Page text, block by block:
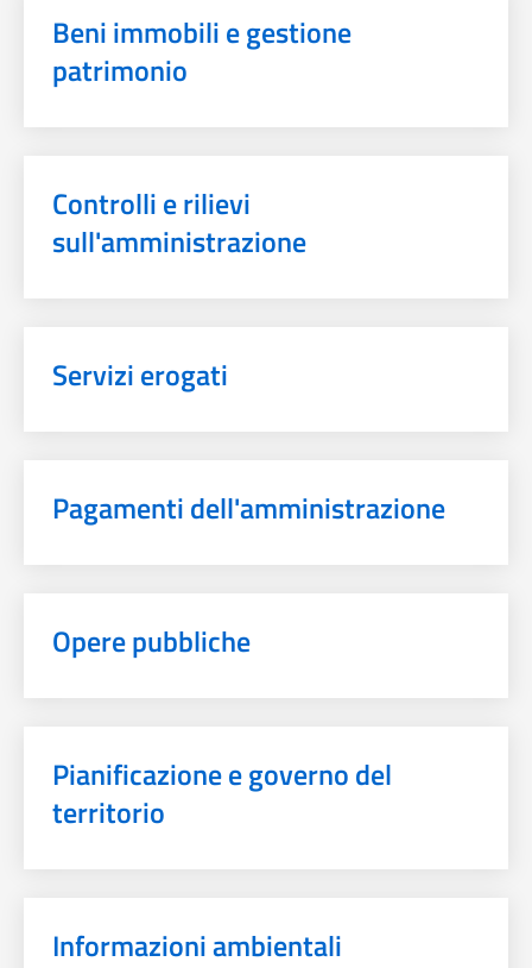
Beni immobili e gestione
patrimonio
Controlli e rilievi
sull'amministrazione
Servizi erogati
Pagamenti dell'amministrazione
Opere pubbliche
Pianificazione e governo del
territorio
Informazioni ambientali